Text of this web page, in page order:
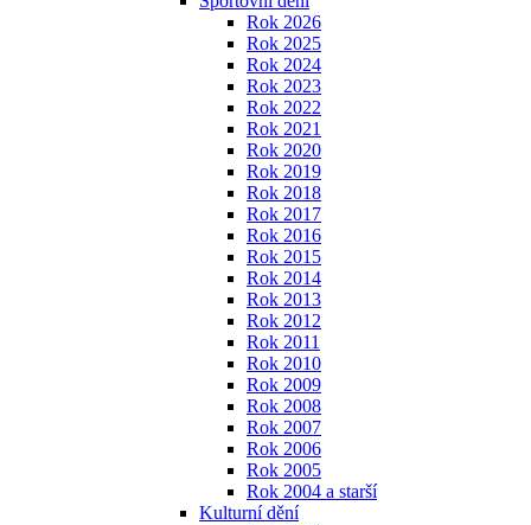
Rok 2026
Rok 2025
Rok 2024
Rok 2023
Rok 2022
Rok 2021
Rok 2020
Rok 2019
Rok 2018
Rok 2017
Rok 2016
Rok 2015
Rok 2014
Rok 2013
Rok 2012
Rok 2011
Rok 2010
Rok 2009
Rok 2008
Rok 2007
Rok 2006
Rok 2005
Rok 2004 a starší
Kulturní dění